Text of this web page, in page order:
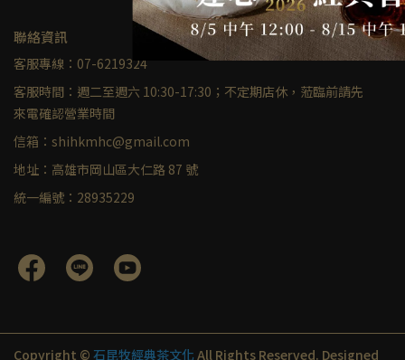
聯絡資訊
客服專線：07-6219324
客服時間：週二至週六 10:30-17:30；不定期店休，蒞臨前請先
來電確認營業時間
信箱：shihkmhc@gmail.com
地址：高雄市岡山區大仁路 87 號
統一編號：28935229
Copyright © 石昆牧經典茶文化 All Rights Reserved. Designed